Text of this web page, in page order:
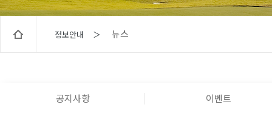
정보안내 ＞ 뉴스
공지사항 이벤트